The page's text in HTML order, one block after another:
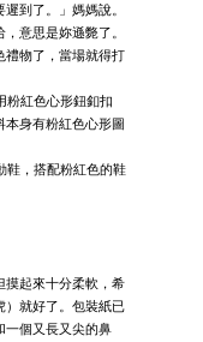
到了。」媽媽說。
意思是妳遜斃了。
物了，當場就得打
粉紅色心形鈕釦扣
本身有粉紅色心形圖
鞋，搭配粉紅色的鞋
起來十分柔軟，希
）就好了。包裝紙已
一個又長又尖的鼻